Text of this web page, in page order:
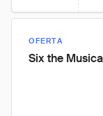
OFERTA
Six the